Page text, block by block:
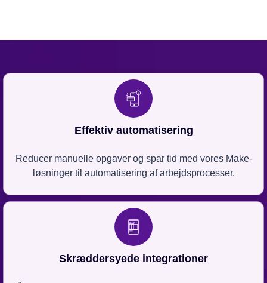
Effektiv automatisering
Reducer manuelle opgaver og spar tid med vores Make-
løsninger til automatisering af arbejdsprocesser.
Skræddersyede integrationer